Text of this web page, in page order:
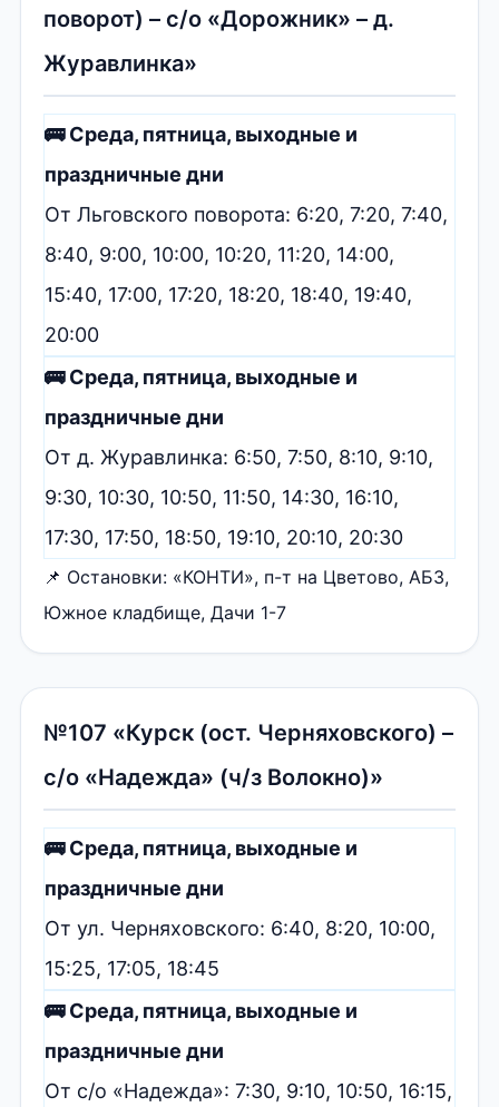
поворот) – с/о «Дорожник» – д.
Журавлинка»
🚌 Среда, пятница, выходные и
праздничные дни
От Льговского поворота: 6:20, 7:20, 7:40,
8:40, 9:00, 10:00, 10:20, 11:20, 14:00,
15:40, 17:00, 17:20, 18:20, 18:40, 19:40,
20:00
🚌 Среда, пятница, выходные и
праздничные дни
От д. Журавлинка: 6:50, 7:50, 8:10, 9:10,
9:30, 10:30, 10:50, 11:50, 14:30, 16:10,
17:30, 17:50, 18:50, 19:10, 20:10, 20:30
📌 Остановки: «КОНТИ», п-т на Цветово, АБЗ,
Южное кладбище, Дачи 1-7
№107 «Курск (ост. Черняховского) –
с/о «Надежда» (ч/з Волокно)»
🚌 Среда, пятница, выходные и
праздничные дни
От ул. Черняховского: 6:40, 8:20, 10:00,
15:25, 17:05, 18:45
🚌 Среда, пятница, выходные и
праздничные дни
От с/о «Надежда»: 7:30, 9:10, 10:50, 16:15,